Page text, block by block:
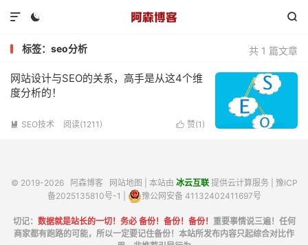
 

共 1 篇文章
标签：seo分析
网站设计与SEO的关系，高手是从这4个维
度分析的！
 赞(1 )
 SEO技术 阅读(1211)
© 2019-2026 阿森博客 网站地图 | 本站由 冰云互联提供云计算服务 | 豫ICP
备2025135810号-1
豫公网安备 41132402411697号
切记： 数据就是站长的一切！务必 备份！备份！备份！ 重要事情说三遍！任何
商家都有跑路的可能，所以一定要记住备份！本站所发布内容只起综合对比作